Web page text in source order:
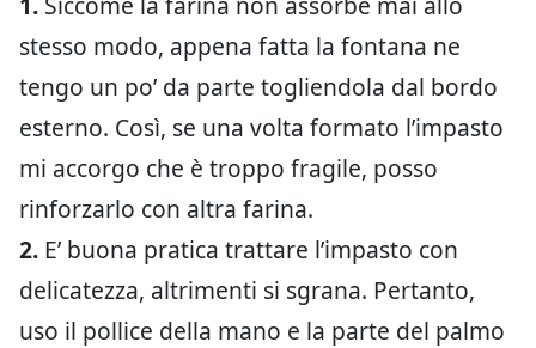
stesso modo, appena fatta la fontana ne
tengo un po’ da parte togliendola dal bordo
esterno. Così, se una volta formato l’impasto
mi accorgo che è troppo fragile, posso
rinforzarlo con altra farina.
2. E’ buona pratica trattare l’impasto con
delicatezza, altrimenti si sgrana. Pertanto,
uso il pollice della mano e la parte del palmo